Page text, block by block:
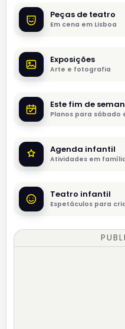
Peças de teatro
Em cena em Lisboa
Exposições
Arte e fotografia
Este fim de
Planos para sábado
Agenda infantil
Atividades em
Teatro infantil
Espetáculos para